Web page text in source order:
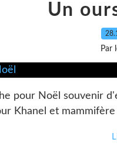
Un
Par
pour Noël souvenir
Khanel et